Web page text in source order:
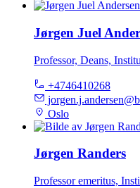
Jørgen Juel
Professor, Deans,
+4746410268
Oslo
Jørgen Randers
Professor emeritus,